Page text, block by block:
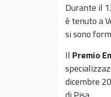
Durante il
è tenuto a
si sono
Il Premio
dicembre